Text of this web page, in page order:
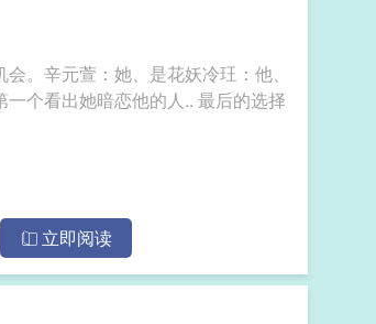
。辛元萱：她、是花妖冷玨：他、
是冰妖莫炎：他、是火妖一直以来，她都看着他的背影，他是第一个看出她暗恋他的人.. 最后的选择
立即阅读